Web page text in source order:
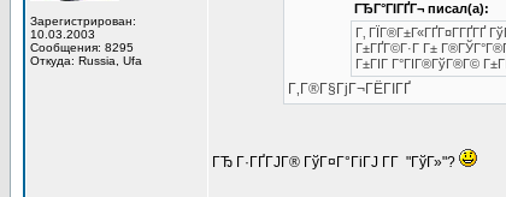
Зарегистрирован:
10.03.2003
Сообщения: 8295
Откуда: Russia, Ufa
ГЂГ°ГІГҐГ¬ писал(а):
Г‚ ГЇГ®Г±Г«ГҐГ¤Г­ГҐГҐ
Г±ГҐГ©Г·Г Г±
Г±ГІГ Г°ГІГ®ГўГ®Г©
Г‚Г®Г§ГјГ¬ГЁГІГҐ
ГЂ Г·ГҐГЈГ® ГўГ¤Г°ГіГЈ Г­Г "ГўГ»"?